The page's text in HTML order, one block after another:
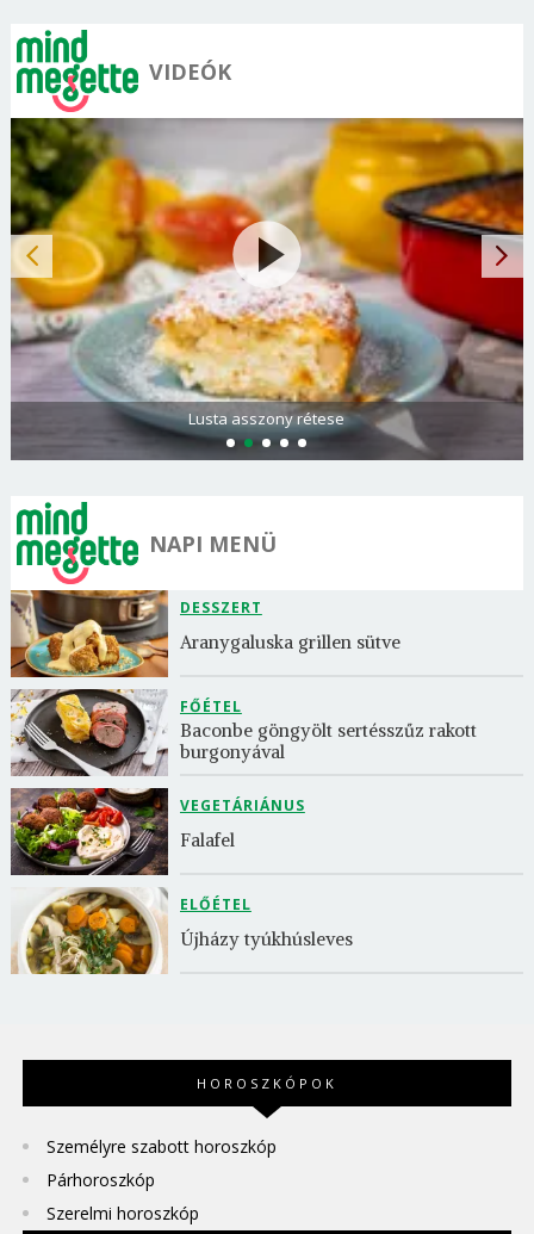
VIDEÓK
Lusta asszony rétese
NAPI MENÜ
DESSZERT
Aranygaluska grillen sütve
FŐÉTEL
Baconbe göngyölt sertésszűz rakott
burgonyával
VEGETÁRIÁNUS
Falafel
ELŐÉTEL
Újházy tyúkhúsleves
HOROSZKÓPOK
Személyre szabott horoszkóp
Párhoroszkóp
Szerelmi horoszkóp